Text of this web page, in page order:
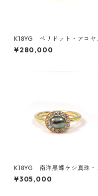
K18YG ペリドット・アコヤ
真珠リング（KR50411）
¥280,000
K18YG 南洋黒蝶ケシ真珠・
ダイヤモンドリング《石庭》
（KR61203）
¥305,000